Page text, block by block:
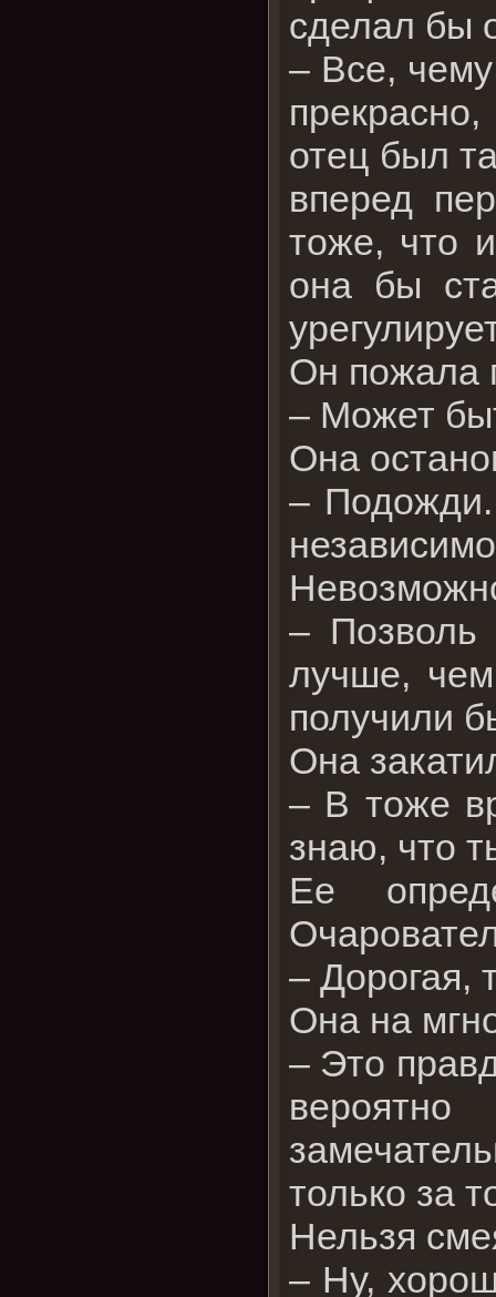
сделал бы
– Все,
отец был
вперед
тоже, что
она бы
Он пожала
– Может
Она
–
– Позволь
лучше,
получили
Она
– В тоже
знаю, что
Ее
– Дорогая,
Она на
– Это
только за
Нельзя
– Ну,